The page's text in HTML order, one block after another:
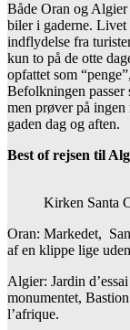
Både Oran og Algier
biler i gaderne. Livet
indflydelse fra
kun to på de otte
opfattet som
Befolkningen passer
men prøver på
gaden dag og aften.
Best of rejsen til
Kirken Santa
Oran: Markedet,
af en klippe lige
Algier: Jardin
monumentet,
l’afrique.